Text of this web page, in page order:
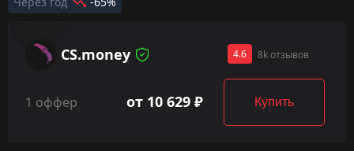
CS.money 4.6 8k отзывов
1 оффер от 10 629 ₽ Купить